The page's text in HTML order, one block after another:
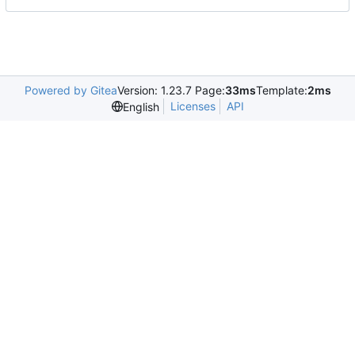
Powered by GiteaVersion: 1.23.7 Page:33msTemplate:2ms
English
Licenses API